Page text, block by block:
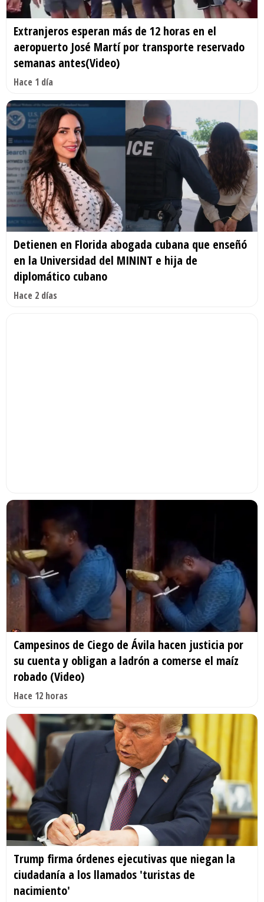
Extranjeros esperan más de 12 horas en el
aeropuerto José Martí por transporte reservado
semanas antes(Video)
Hace 1 día
Detienen en Florida abogada cubana que enseñó
en la Universidad del MININT e hija de
diplomático cubano
Hace 2 días
Campesinos de Ciego de Ávila hacen justicia por
su cuenta y obligan a ladrón a comerse el maíz
robado (Video)
Hace 12 horas
Trump firma órdenes ejecutivas que niegan la
ciudadanía a los llamados 'turistas de
nacimiento'